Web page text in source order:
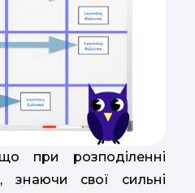
при розподіленні
знаючи свої сильні